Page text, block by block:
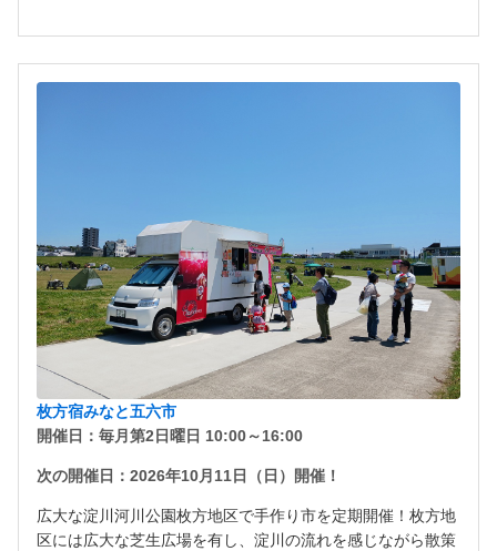
枚方宿みなと五六市
開催日：毎月第2日曜日 10:00～16:00
次の開催日：2026年10月11日（日）開催！
広大な淀川河川公園枚方地区で手作り市を定期開催！枚方地
区には広大な芝生広場を有し、淀川の流れを感じながら散策